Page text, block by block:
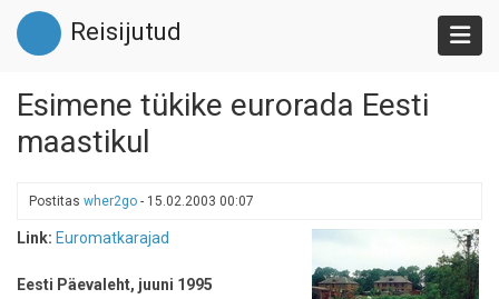
Liigu
edasi
põhisisu
Reisijutud
Esimene tükike eurorada Eesti
maastikul
Postitas wher2go - 15.02.2003 00:07
Link: Euromatkarajad
Eesti Päevaleht, juuni 1995